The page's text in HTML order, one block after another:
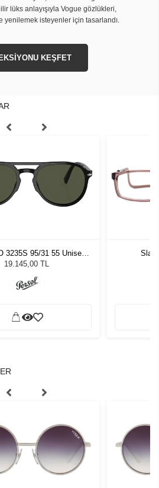
lüks anlayışıyla Vogue gözlükleri,
yenilemek isteyenler için tasarlandı.
KEŞFET
3235S 95/31 55 Unisex
Güneş Gözlüğü
19.145,00 TL